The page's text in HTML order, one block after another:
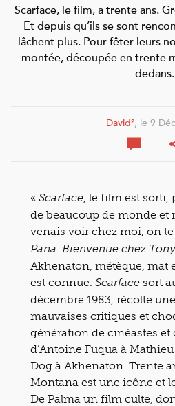
Scarface, le film, a trente ans.
Et depuis qu’ils se sont
lâchent plus. Pour fêter leurs
montée, découpée en trente
dedans.
David², le 9
« Scarface , le film est sorti,
de beaucoup de monde et
venais voir chez moi, on te
Pana. Bienvenue chez
Akhenaton, métèque, mat
est connue. Scarface sort
décembre 1983, récolte
mauvaises critiques et
génération de cinéastes et
d’Antoine Fuqua à
Dog à Akhenaton. Trente
Montana est une icône et
De Palma un film culte,